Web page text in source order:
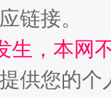
链接。
生，本网
供您的个